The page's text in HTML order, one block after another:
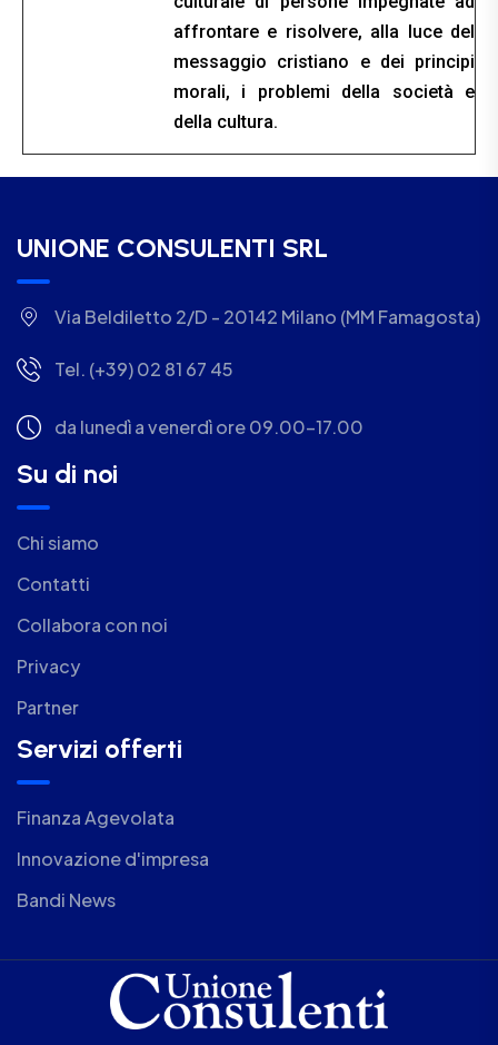
affrontare e risolvere, alla luce del
messaggio cristiano e dei principi
morali, i problemi della società e
della cultura.
UNIONE CONSULENTI SRL
Via Beldiletto 2/D - 20142 Milano (MM Famagosta)
Tel. (+39) 02 81 67 45
da lunedì a venerdì ore 09.00-17.00
Su di noi
Chi siamo
Contatti
Collabora con noi
Privacy
Partner
Servizi offerti
Finanza Agevolata
Innovazione d'impresa
Bandi News